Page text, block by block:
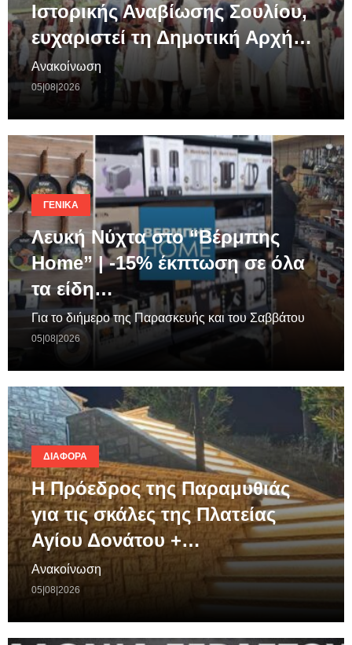
Ιστορικής Αναβίωσης Σουλίου,
ευχαριστεί τη Δημοτική Αρχή…
Ανακοίνωση
05|08|2026
ΓΕΝΙΚΆ
Λευκή Νύχτα στο “Βέρμπης
Home” | -15% έκπτωση σε όλα
τα είδη…
Για το διήμερο της Παρασκευής και του Σαββάτου
05|08|2026
ΔΙΆΦΟΡΑ
Η Πρόεδρος της Παραμυθιάς
για τις σκάλες της Πλατείας
Αγίου Δονάτου +…
Ανακοίνωση
05|08|2026